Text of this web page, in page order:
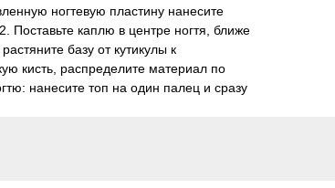
ногтевую пластину нанесите
Поставьте каплю в центре ногтя, ближе
базу от кутикулы к
кисть, распределите материал по
нанесите топ на один палец и сразу